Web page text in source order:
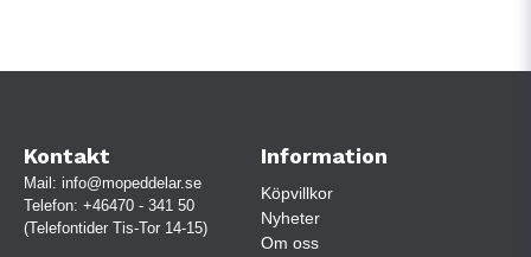
Kontakt
Mail: info@mopeddelar.se
Telefon: +46470 - 341 50
(Telefontider Tis-Tor 14-15)
Information
Köpvillkor
Nyheter
Om oss